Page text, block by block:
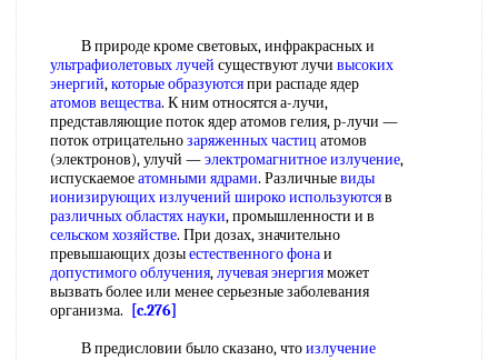
В природе кроме световых, инфракрасных и
ультрафиолетовых лучей существуют лучи высоких
энергий,которые образуютсяпри распаде ядер
атомов вещества. К ним относятся а-лучи,
представляющие поток ядер атомов гелия, р-лучи —
поток отрицательнозаряженных частиц атомов
(электронов), улучй —электромагнитное излучение,
испускаемоеатомными ядрами. Различныевиды
ионизирующих излучений широко используютсяв
различных областях науки, промышленности и в
сельском хозяйстве. При дозах, значительно
превышающих дозыестественного фонаи
допустимого облучения,лучевая энергияможет
вызвать более или менее серьезные заболевания
организма.
[c.276]
В предисловии было сказано, чтоизлучение